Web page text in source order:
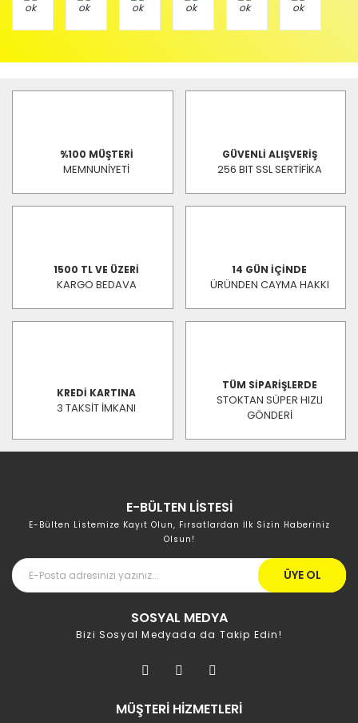
%100 MÜŞTERİ
MEMNUNİYETİ
GÜVENLİ ALIŞVERİŞ
256 BIT SSL SERTİFİKA
1500 TL VE ÜZERİ
KARGO BEDAVA
14 GÜN İÇİNDE
ÜRÜNDEN CAYMA HAKKI
KREDİ KARTINA
3 TAKSİT İMKANI
TÜM SİPARİŞLERDE
STOKTAN SÜPER HIZLI
GÖNDERİ
E-BÜLTEN LİSTESİ
E-Bülten Listemize Kayıt Olun, Fırsatlardan İlk Sizin Haberiniz
Olsun!
ÜYE OL
SOSYAL MEDYA
Bizi Sosyal Medyada da Takip Edin!
MÜŞTERİ HİZMETLERİ